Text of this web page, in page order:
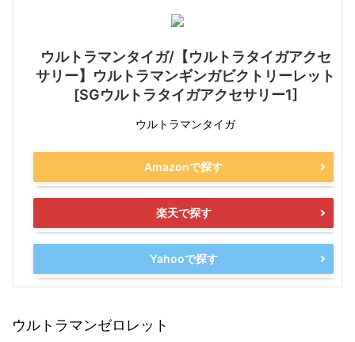
ウルトラマンタイガ/【ウルトラタイガアクセ
サリー】ウルトラマンギンガビクトリーレット
[SGウルトラタイガアクセサリー1]
ウルトラマンタイガ
Amazonで探す
楽天で探す
Yahooで探す
ウルトラマンゼロレット